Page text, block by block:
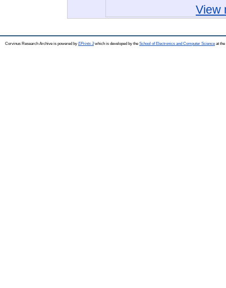
View
Corvinus Research Archive is powered by EPrints 3which is developed by the School of Electronics and Computer Science at